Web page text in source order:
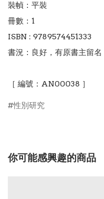
裝幀：平裝
冊數：1
ISBN : 9789574451333
書況：良好，有原書主留名
［ 編號：AN00038 ］
性別研究
你可能感興趣的商品